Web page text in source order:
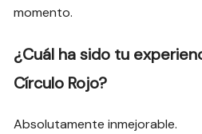
momento.
¿Cuál ha sido tu
Círculo Rojo?
Absolutamente inmejorable.